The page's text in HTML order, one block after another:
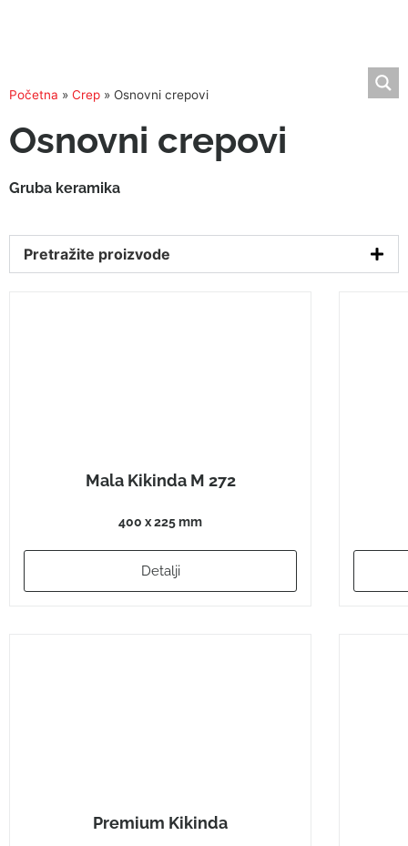
Početna » Crep » Osnovni crepovi
Osnovni crepovi
Gruba keramika
Pretražite proizvode
Mala Kikinda M 272
400 x 225 mm
Detalji
Premium Kikinda